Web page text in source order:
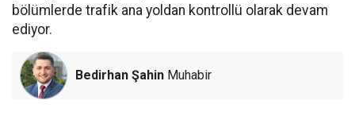
bölümlerde trafik ana yoldan kontrollü olarak devam
ediyor.
Bedirhan Şahin Muhabir